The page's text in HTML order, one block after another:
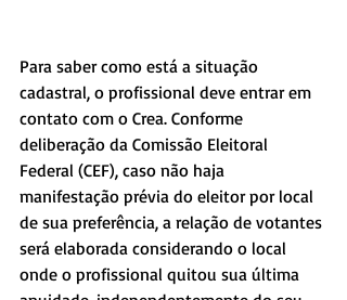
Para saber como está a situação
cadastral, o profissional deve entrar em
contato com o Crea. Conforme
deliberação da Comissão Eleitoral
Federal (CEF), caso não haja
manifestação prévia do eleitor por local
de sua preferência, a relação de votantes
será elaborada considerando o local
onde o profissional quitou sua última